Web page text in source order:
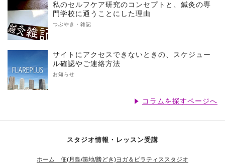
私のセルフケア研究のコンセプトと、鍼灸の専
門学校に通うことにした理由
つぶやき・雑記
サイトにアクセスできないときの、スケジュー
ル確認やご連絡方法
お知らせ
コラムを探すページへ
スタジオ情報・レッスン受講
ホーム 佃(月島/築地/勝どき)ヨガ＆ピラティススタジオ